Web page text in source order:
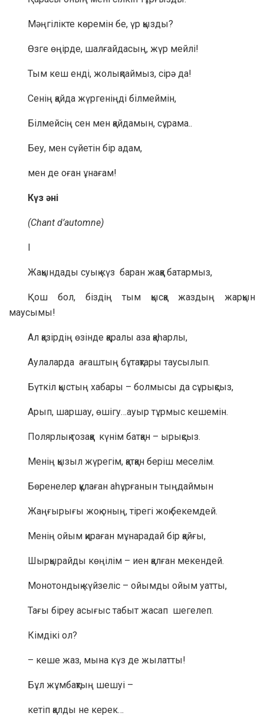
Мәңгілікте көремін бе, үр қызды?
Өзге өңірде, шалғайдасың, жүр мейлі!
Тым кеш енді, жолықпаймыз, сірә да!
Сенің қайда жүргеніңді білмеймін,
Білмейсің сен мен қайдамын, сұрама..
Беу, мен сүйетін бір адам,
мен де оған ұнағам!
Күз әні
(Chant d’automne)
I
Жақындады суық күз баран жаққа батармыз,
Қош бол, біздің тым қысқа жаздың жарқын
маусымы!
Ал қазірдің өзінде қаралы аза қаһарлы,
Аулаларда ағаштың бұтақтары таусылып.
Бүткіл қыстың хабары – болмысы да сұрықсыз,
Арып, шаршау, өшігу…ауыр тұрмыс кешемін.
Полярлық тозаққа күнім батқан – ырықсыз.
Менің қызыл жүрегім, қатқан беріш меселім.
Бөренелер құлаған аһұрғанын тыңдаймын
Жаңғырығы жоқ оның, тірегі жоқ бекемдей.
Менің ойым қираған мұнарадай бір қайғы,
Шырқырайды көңілім – иен қалған мекендей.
Монотондық күйзеліс – ойымды ойым уатты,
Тағы біреу асығыс табыт жасап шегелеп.
Кімдікі ол?
– кеше жаз, мына күз де жылатты!
Бұл жұмбақтың шешуі –
кетіп қалды не керек…